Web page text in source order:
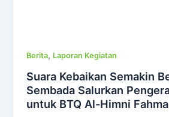
Berita, Laporan Kegiatan
Suara Kebaikan Semakin
Sembada Salurkan
untuk BTQ Al-Himni Fahma